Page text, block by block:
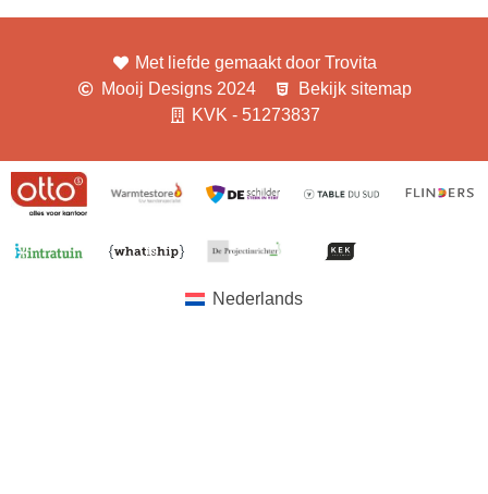
Met liefde gemaakt door Trovita
Mooij Designs 2024
Bekijk sitemap
KVK - 51273837
Nederlands